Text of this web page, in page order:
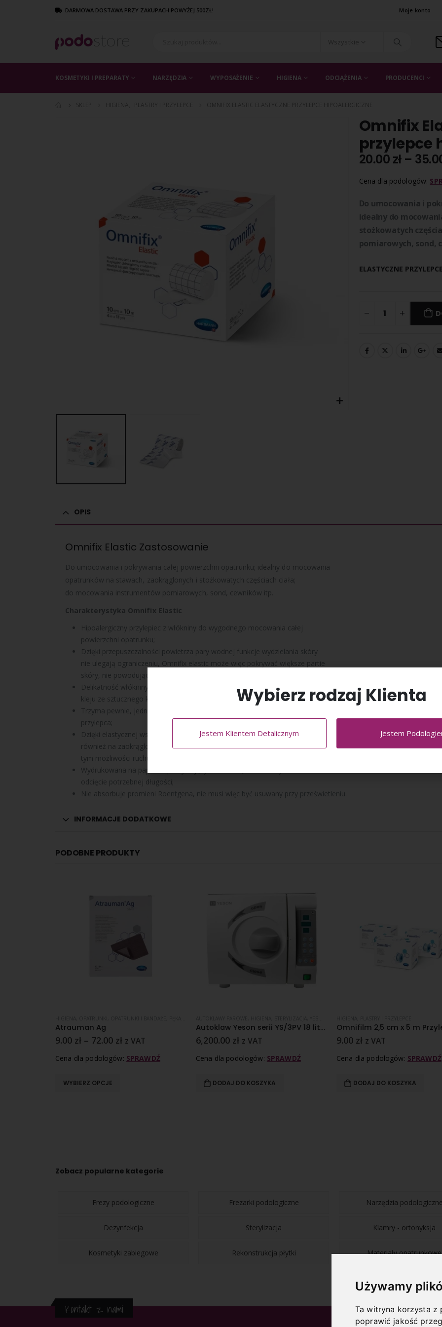
Używamy
Ta witryna korzysta z
poprawić jakość
DARMOWA DOSTAWA PRZY ZAKUPACH POWYŻEJ 500ZŁ! Moje konto
KOSMETYKI I PREPARATY NARZĘDZIA WYPOSAŻENIE HIGIENA ODCIĄŻENIA PRODUCENCI
Omnifix
przylepce
20.00 zł–
Cena dla podologów:
Do umocowania i
idealny do
stożkowatych
pomiarowych, sond,
ELASTYCZNE
OPIS
Omnifix Elastic Zastosowanie
Do umocowania i pokrywania całej powierzchni opatrunku; idealny do mocowania
opatrunków na stawach, zaokrąglonych i stożkowatych częś­ciach ciała;
do mocowania instrumen­tów pomiarowych, sond, cewników itp.
Charakterystyka Omnifix Elastic
Hipoalergiczny przylepiec z włókniny do wygodnego mocowania całej
powierzchni opatrunku;
Dzięki przepuszczalności powietrza pary wodnej funkcje wydzielania skóry
nie ulegają ograniczeniu, Omnifix elastic może więc pokrywać więk­sze partie
skóry, nie powodując jej maceracji;
Delikatność włókniny jest wspoma­gana przez zastosowanie hipoalergiczego
kleju ze sztucznego kauczuku;
Trzyma pewnie, jednak daje się bez­boleśnie usunąć, nie pozostawiając resztek
przylepca;
Dzięki elastycznej wszerz włókninie nośnej, daje się założyć bez pofałdo­wań
również na zaokrąglonych i stoż­kowatych częściach ciała, nie ograni­czając przy
tym możliwości ruchu;
Wydrukowana na papierze pokrywa­jącym włókninę skala miary ułatwia dokładne
odcięcie potrzebnej długo­ści;
Nie absorbuje promieni Roentgena, nie musi więc być usuwany przy prze­świetleniu.
INFORMACJE DODATKOWE
PODOBNE PRODUKTY
Atrauman Ag
9.00 zł – 72.00 zł z VAT
Cena dla podologów: SPRAWDŹ
WYBIERZ OPCJE
Autoklaw Yeson serii YS/3PV 18 litrów SILVER LINE
6,200.00 zł z VAT
Cena dla podologów: SPRAWDŹ
DODAJ DO KOSZYKA
9.00 zł z VAT
Cena dla podologów: SPRAWDŹ
DODAJ DO KOSZYKA
Zobacz popularne kategorie
Frezy podologiczne
Dezynfekcja
Kosmetyki zabiegowe
Frezarki podologiczne
Sterylizacja
Rekonstrukcja płytki
Narzędzia
Klamry - ortonyksja
Materiały opatrunkowe
Kontakt z nami
Wybierz rodzaj Klienta
Jestem Klientem Detalicznym Jestem